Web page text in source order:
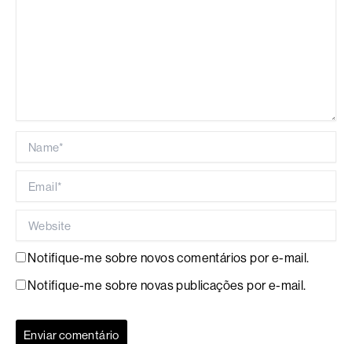
Notifique-me sobre novos comentários por e-mail.
Notifique-me sobre novas publicações por e-mail.